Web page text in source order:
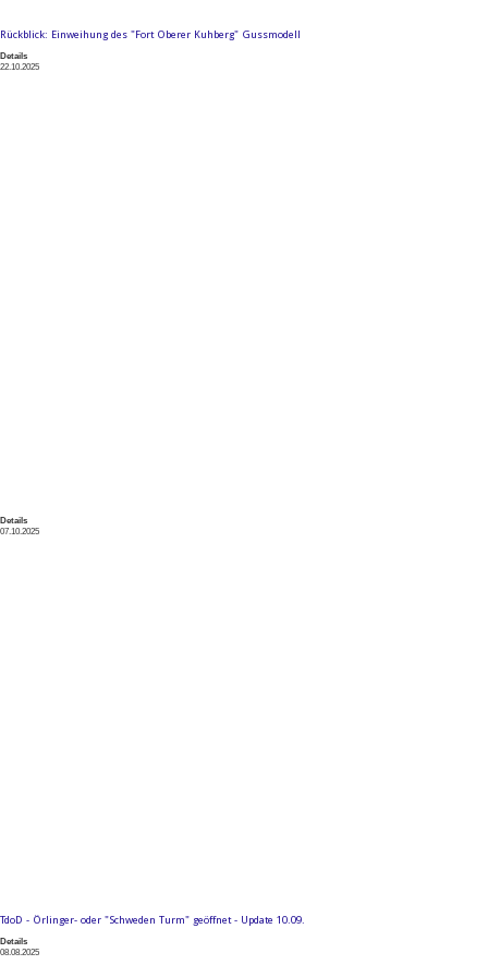
Rückblick: Einweihung des "Fort Oberer Kuhberg" Gussmodell
Details
22.10.2025
Details
07.10.2025
TdoD - Örlinger- oder "Schweden Turm" geöffnet - Update 10.09.
Details
08.08.2025